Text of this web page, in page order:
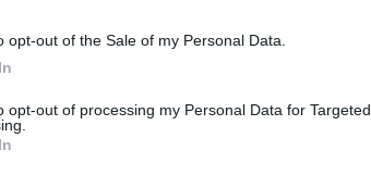
opt-out of the Sale of my Personal Data.
opt-out of processing my Personal Data for Targeted
20.45RAI SPORT
vs Casarano 20.00
20.45